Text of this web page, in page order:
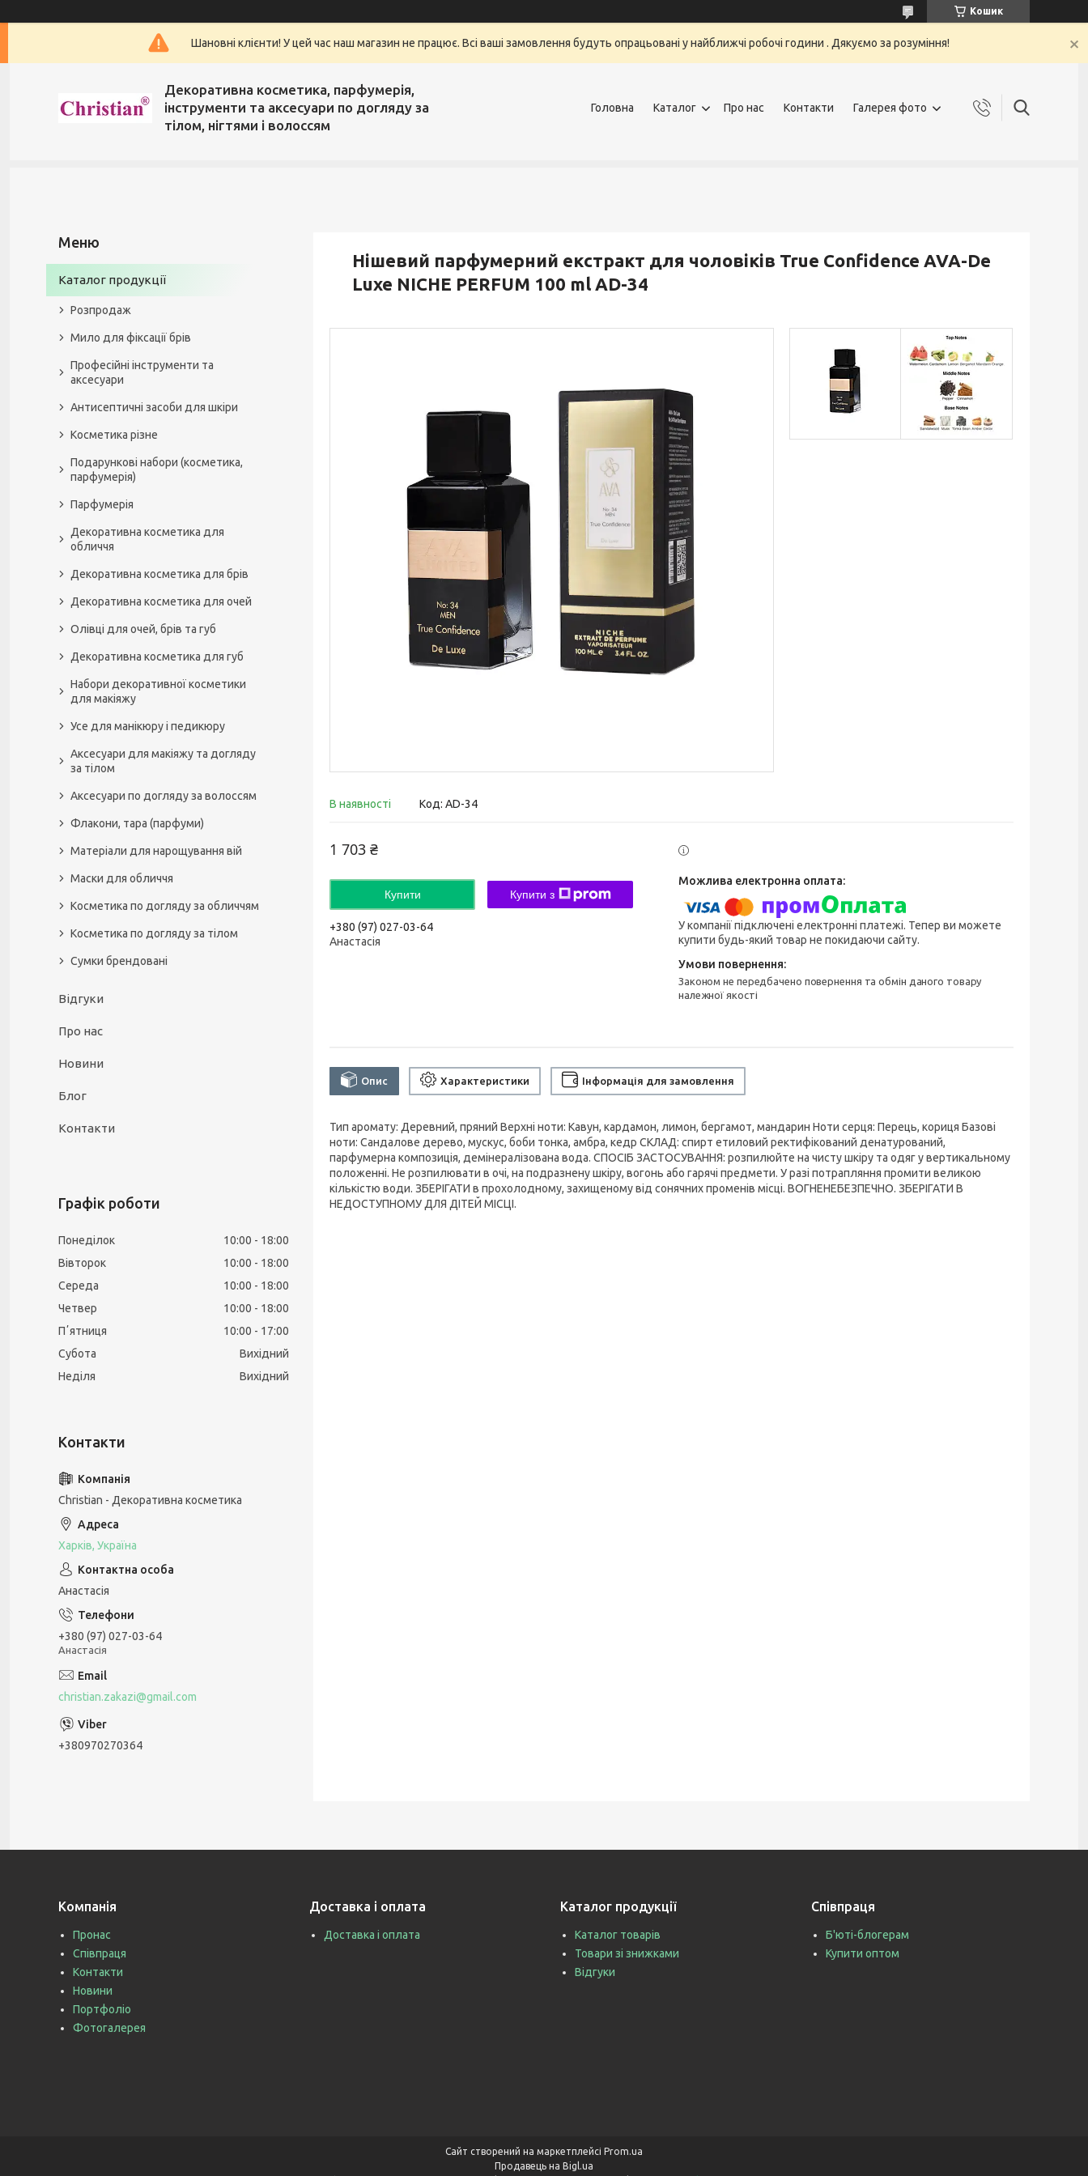
Кошик
Шановні клієнти! У цей час наш магазин не працює. Всі ваші замовлення будуть опрацьовані у найближчі робочі години . Дякуємо за розуміння!
Декоративна косметика, парфумерія,
інструменти та аксесуари по догляду за
тілом, нігтями і волоссям
Головна Каталог Про нас Контакти Галерея фото
Нішевий парфумерний екстракт для чоловіків True Confidence AVA-De
Luxe NICHE PERFUM 100 ml AD-34
В наявності Код: AD-34
1 703 ₴
Купити Купити з
+380 (97) 027-03-64
Анастасія
У компанії підключені електронні платежі. Тепер ви можете
купити будь-який товар не покидаючи сайту.
Законом не передбачено повернення та обмін даного товару
належної якості
Опис Характеристики Інформація для замовлення
Тип аромату: Деревний, пряний Верхні ноти: Кавун, кардамон, лимон, бергамот, мандарин Ноти серця: Перець, кориця Базові
ноти: Сандалове дерево, мускус, боби тонка, амбра, кедр СКЛАД: спирт етиловий ректифікований денатурований,
парфумерна композиція, демінералізована вода. СПОСІБ ЗАСТОСУВАННЯ: розпилюйте на чисту шкіру та одяг у вертикальному
положенні. Не розпилювати в очі, на подразнену шкіру, вогонь або гарячі предмети. У разі потрапляння промити великою
кількістю води. ЗБЕРІГАТИ в прохолодному, захищеному від сонячних променів місці. ВОГНЕНЕБЕЗПЕЧНО. ЗБЕРІГАТИ В
НЕДОСТУПНОМУ ДЛЯ ДІТЕЙ МІСЦІ.
Каталог продукції
Розпродаж
Мило для фіксації брів
Професійні інструменти та
аксесуари
Антисептичні засоби для шкіри
Косметика різне
Подарункові набори (косметика,
парфумерія)
Парфумерія
Декоративна косметика для
обличчя
Декоративна косметика для брів
Декоративна косметика для очей
Олівці для очей, брів та губ
Декоративна косметика для губ
Набори декоративної косметики
для макіяжу
Усе для манікюру і педикюру
Аксесуари для макіяжу та догляду
за тілом
Аксесуари по догляду за волоссям
Флакони, тара (парфуми)
Матеріали для нарощування вій
Маски для обличчя
Косметика по догляду за обличчям
Косметика по догляду за тілом
Сумки брендовані
Відгуки
Про нас
Новини
Блог
Контакти
Графік роботи
Понеділок 10:00
18:00
Вівторок
10:00
18:00
Середа
10:00
18:00
Четвер
10:00
18:00
Пʼятниця
10:00
17:00
Субота
Вихідний
Неділя
Вихідний
Christian - Декоративна косметика
Харків, Україна
Анастасія
+380 (97) 027-03-64
Анастасія
christian.zakazi@gmail.com
+380970270364
Компанія
Пронас
Співпраця
Контакти
Новини
Портфоліо
Фотогалерея
Доставка і оплата
Доставка і оплата
Каталог продукції
Каталог товарів
Товари зі знижками
Відгуки
Співпраця
Б'юті-блогерам
Купити оптом
Сайт створений на маркетплейсі Prom.ua
Продавець на Bigl.ua